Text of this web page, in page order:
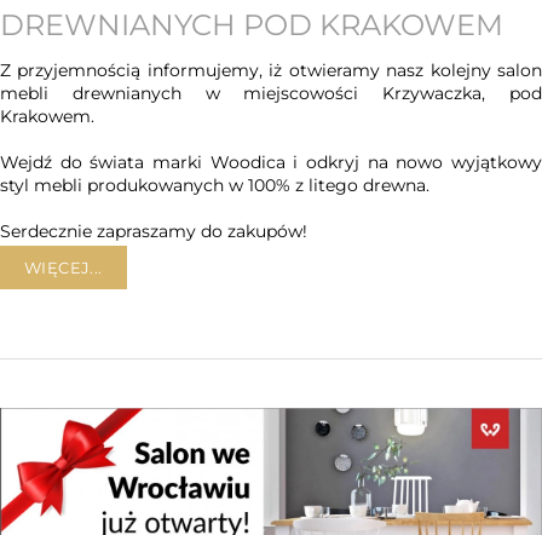
DREWNIANYCH POD KRAKOWEM
Z przyjemnością informujemy, iż otwieramy nasz kolejny salon
mebli drewnianych w miejscowości Krzywaczka, pod
Krakowem.
Wejdź do świata marki Woodica i odkryj na nowo wyjątkowy
styl mebli produkowanych w 100% z litego drewna.
Serdecznie zapraszamy do zakupów!
WIĘCEJ...